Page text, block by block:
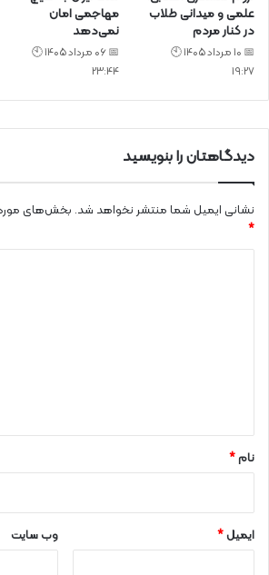
علمی و میدانی طلاب
در کنار مردم
📅 10 مرداد 1405 🕙
19:27
مهاجمی امان
نمی‌دهد
📅 06 مرداد 1405 🕙
23:44
دیدگاهتان را بنویسید
نشانی ایمیل شما منتشر نخواهد شد. بخش‌های
*
نام*
ایمیل* وب‌ سایت